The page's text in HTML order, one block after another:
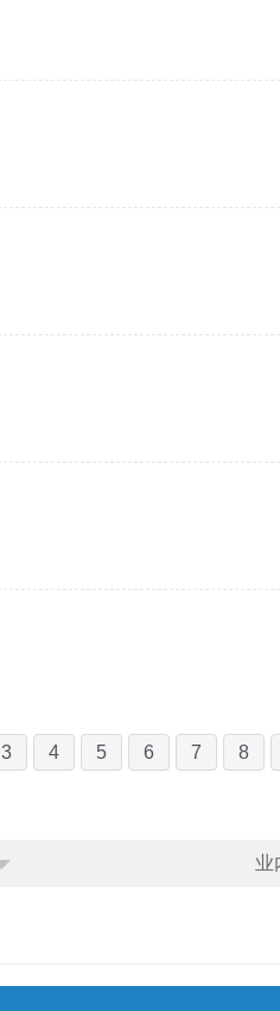
3 4 5 6 7 8
业